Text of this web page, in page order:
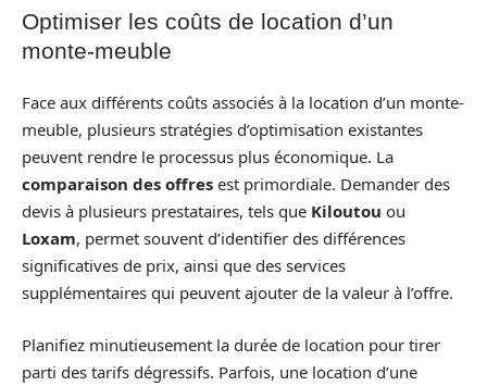
Optimiser les coûts de location d’un
monte-meuble
Face aux différents coûts associés à la location d’un monte-
meuble, plusieurs stratégies d’optimisation existantes
peuvent rendre le processus plus économique. La
comparaison des offres est primordiale. Demander des
devis à plusieurs prestataires, tels que Kiloutou ou
Loxam, permet souvent d’identifier des différences
significatives de prix, ainsi que des services
supplémentaires qui peuvent ajouter de la valeur à l’offre.
Planifiez minutieusement la durée de location pour tirer
parti des tarifs dégressifs. Parfois, une location d’une